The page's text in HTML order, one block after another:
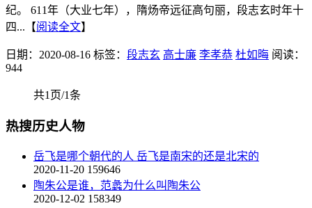
纪。 611年（大业七年），隋炀帝远征高句丽，段志玄时年十
四...【阅读全文】
日期：2020-08-16 标签： 段志玄 高士廉 李孝恭 杜如晦 阅读：
944
共1页/1条
热搜历史人物
岳飞是哪个朝代的人 岳飞是南宋的还是北宋的
2020-11-20 159646
陶朱公是谁，范蠡为什么叫陶朱公
2020-12-02 158349